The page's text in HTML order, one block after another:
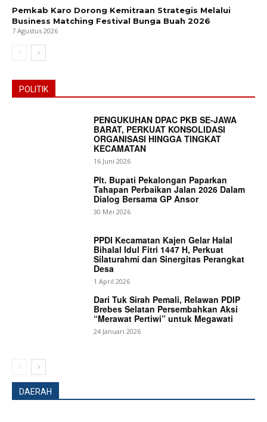
Pemkab Karo Dorong Kemitraan Strategis Melalui
Business Matching Festival Bunga Buah 2026
7 Agustus 2026
POLITIK
PENGUKUHAN DPAC PKB SE-JAWA
BARAT, PERKUAT KONSOLIDASI
ORGANISASI HINGGA TINGKAT
KECAMATAN
16 Juni 2026
Plt. Bupati Pekalongan Paparkan
Tahapan Perbaikan Jalan 2026 Dalam
Dialog Bersama GP Ansor
30 Mei 2026
PPDI Kecamatan Kajen Gelar Halal
Bihalal Idul Fitri 1447 H, Perkuat
Silaturahmi dan Sinergitas Perangkat
Desa
1 April 2026
Dari Tuk Sirah Pemali, Relawan PDIP
Brebes Selatan Persembahkan Aksi
“Merawat Pertiwi” untuk Megawati
24 Januari 2026
DAERAH